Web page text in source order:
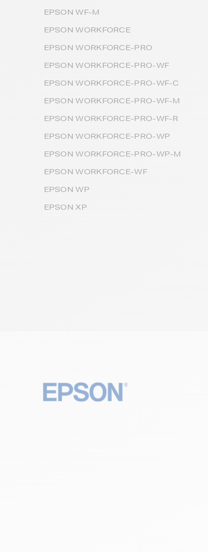
EPSON WF-M
EPSON WORKFORCE
EPSON WORKFORCE-PRO
EPSON WORKFORCE-PRO-WF
EPSON WORKFORCE-PRO-WF-C
EPSON WORKFORCE-PRO-WF-M
EPSON WORKFORCE-PRO-WF-R
EPSON WORKFORCE-PRO-WP
EPSON WORKFORCE-PRO-WP-M
EPSON WORKFORCE-WF
EPSON WP
EPSON XP